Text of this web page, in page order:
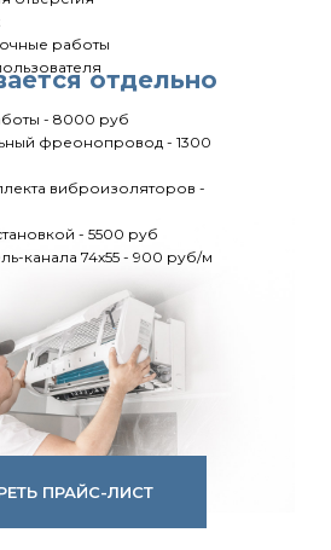
работы
- 8000 руб
фреонопровод - 1300
виброизоляторов -
- 5500 руб
канала 74х55 - 900 руб/м
отдельно
ПРАЙС-ЛИСТ